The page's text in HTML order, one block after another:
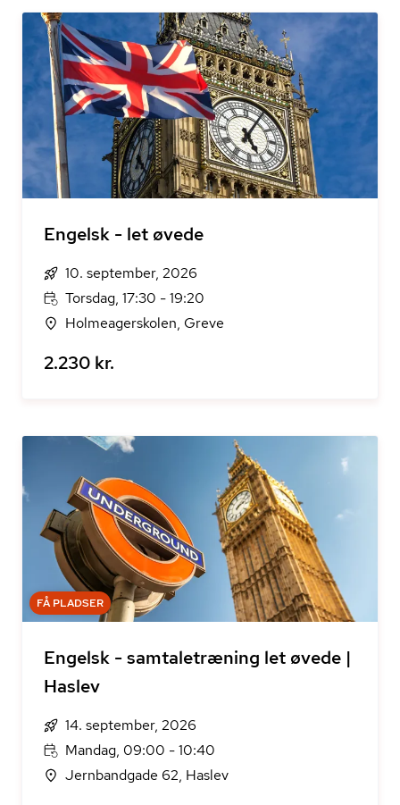
Engelsk - let øvede
10. september, 2026
Torsdag, 17:30 - 19:20
Holmeagerskolen, Greve
2.230 kr.
FÅ PLADSER
Engelsk - samtaletræning let øvede |
Haslev
14. september, 2026
Mandag, 09:00 - 10:40
Jernbandgade 62, Haslev